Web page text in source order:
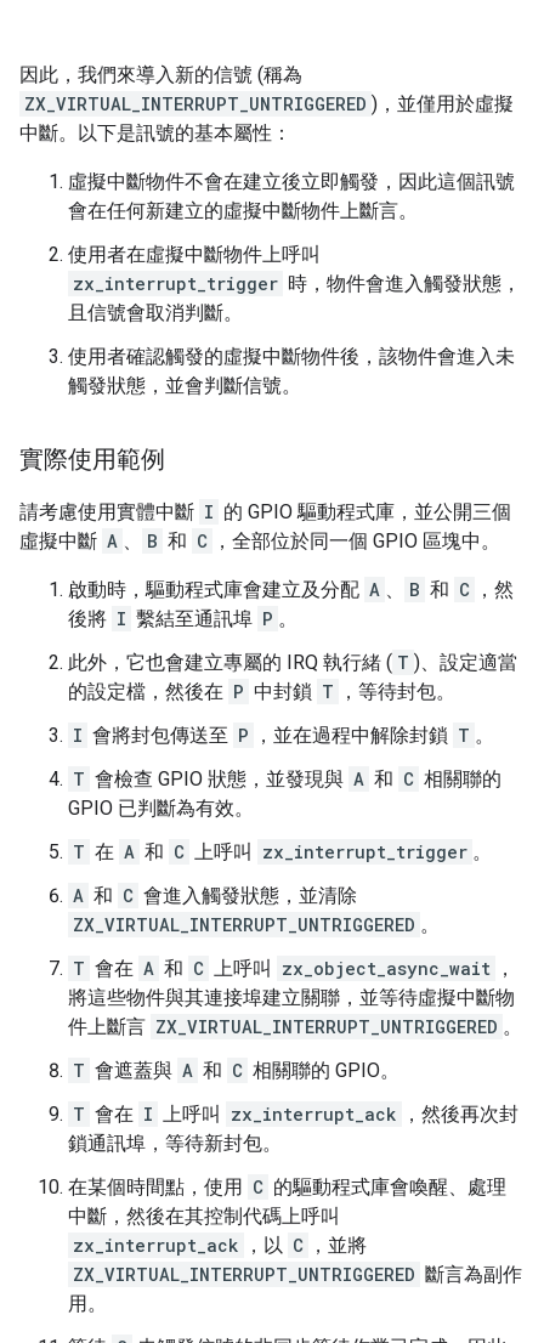
因此，我們來導入新的信號 (稱為
ZX_VIRTUAL_INTERRUPT_UNTRIGGERED )，並僅用於虛擬
中斷。以下是訊號的基本屬性：
虛擬中斷物件不會在建立後立即觸發，因此這個訊號
會在任何新建立的虛擬中斷物件上斷言。
使用者在虛擬中斷物件上呼叫
zx_interrupt_trigger 時，物件會進入觸發狀態，
且信號會取消判斷。
使用者確認觸發的虛擬中斷物件後，該物件會進入未
觸發狀態，並會判斷信號。
實際使用範例
請考慮使用實體中斷 I 的 GPIO 驅動程式庫，並公開三個
虛擬中斷 A 、 B 和 C ，全部位於同一個 GPIO 區塊中。
啟動時，驅動程式庫會建立及分配 A 、 B 和 C
，然
後將 I 繫結至通訊埠 P 。
此外，它也會建立專屬的 IRQ 執行緒 ( T )、設定適當
的設定檔，然後在 P 中封鎖 T
，等待封包。
I 會將封包傳送至 P ，並在過程中解除封鎖 T 。
T 會檢查 GPIO 狀態，並發現與 A 和 C 相關聯的
GPIO 已判斷為有效。
T 在 A 和 C 上呼叫 zx_interrupt_trigger 。
A 和 C 會進入觸發狀態，並清除
ZX_VIRTUAL_INTERRUPT_UNTRIGGERED 。
T 會在 A 和 C 上呼叫 zx_object_async_wait ，
將這些物件與其連接埠建立關聯，並等待虛擬中斷物
件上斷言 ZX_VIRTUAL_INTERRUPT_UNTRIGGERED 。
T 會遮蓋與 A 和 C 相關聯的 GPIO。
T 會在 I 上呼叫 zx_interrupt_ack
，然後再次封
鎖通訊埠，等待新封包。
在某個時間點，使用 C 的驅動程式庫會喚醒、處理
中斷，然後在其控制代碼上呼叫
zx_interrupt_ack
，以 C
，並將
ZX_VIRTUAL_INTERRUPT_UNTRIGGERED 斷言為副作
用。